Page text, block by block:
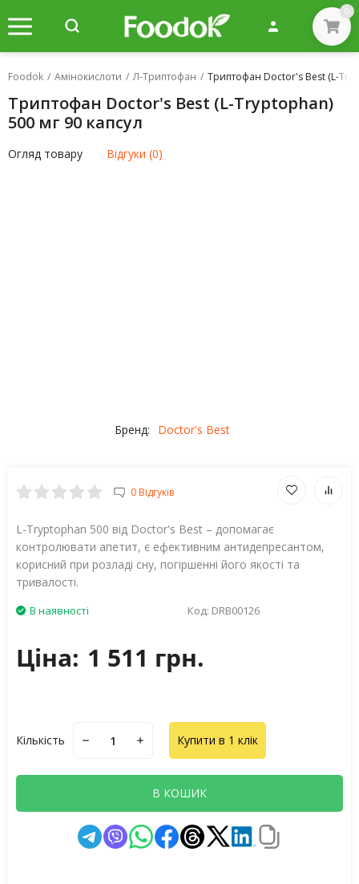
0
Foodok / Амінокислоти / Л-Триптофан / Триптофан Doctor's Best (L-
Триптофан Doctor's Best (L-Tryptophan)
500 мг 90 капсул
Огляд товару Відгуки (0)
Бренд: Doctor's Best
0 Відгуків
L-Tryptophan 500 від Doctor's Best – допомагає
контролювати апетит, є ефективним антидепресантом,
корисний при розладі сну, погіршенні його якості та
тривалості.
В наявності Код: DRB00126
Ціна: 1 511 грн.
Кількість Купити в 1 клік
В КОШИК